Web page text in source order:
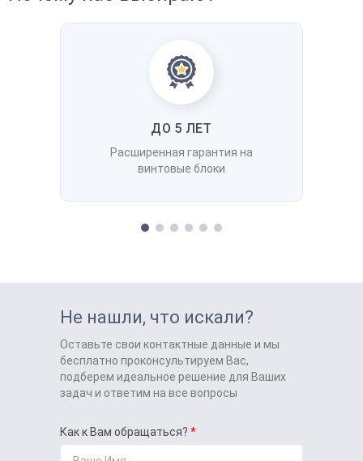
ДО 5 ЛЕТ
Расширенная гарантия на
винтовые блоки
Не нашли, что искали?
Оставьте свои контактные данные и мы
бесплатно проконсультируем Вас,
подберем идеальное решение для Ваших
задач и ответим на все вопросы
Как к Вам обращаться?